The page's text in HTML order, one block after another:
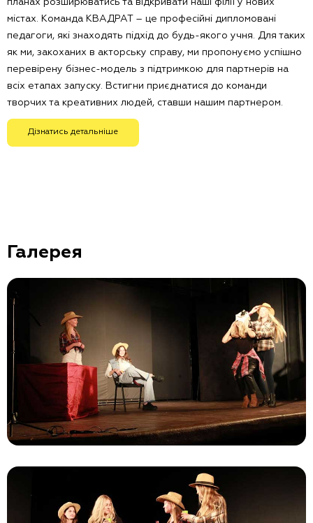
планах розширюватись та відкривати наші філії у нових
містах. Команда КВАДРАТ – це професійні дипломовані
педагоги, які знаходять підхід до будь-якого учня. Для таких
як ми, закоханих в акторську справу, ми пропонуємо успішно
перевірену бізнес-модель з підтримкою для партнерів на
всіх етапах запуску. Встигни приєднатися до команди
творчих та креативних людей, ставши нашим партнером.
Дізнатись детальніше
Галерея